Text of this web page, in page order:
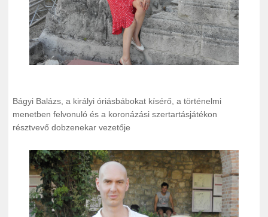
Bágyi Balázs, a királyi óriásbábokat kísérő, a történelmi
menetben felvonuló és a koronázási szertartásjátékon
résztvevő dobzenekar vezetője